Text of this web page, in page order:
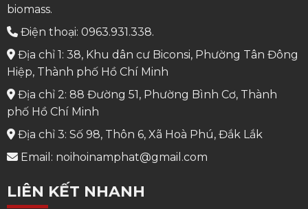
biomass.
Điện thoại: 0963.931.338.
Địa chỉ 1: 38, Khu dân cư Biconsi, Phường Tân Đông
Hiệp, Thành phố Hồ Chí Minh
Địa chỉ 2: 88 Đường 51, Phường Bình Cơ, Thành
phố Hồ Chí Minh
Địa chỉ 3: Số 98, Thôn 6, Xã Hoà Phú, Đắk Lắk
Email: noihoinamphat@gmail.com
LIÊN KẾT NHANH